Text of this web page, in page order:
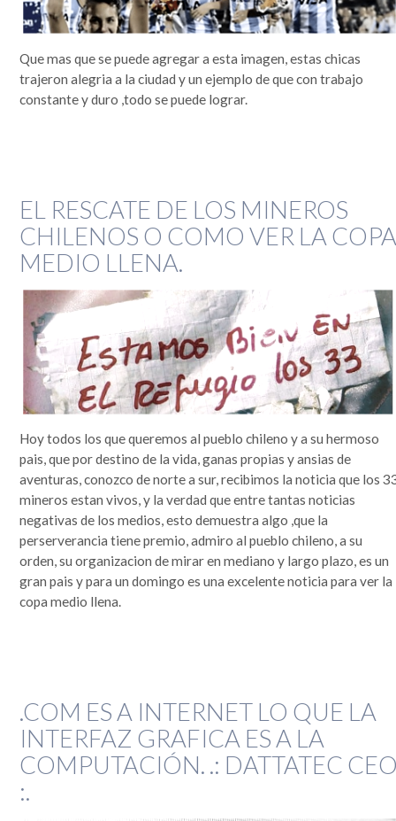
que se lo mire, era un mundo más sencillo y más redondo, donde todo quedaba lejos y la demora en
la llegada de la información era grande. Por si fuera poco, hasta mis...
SEGUIME
Que mas que se puede agregar a esta imagen, estas chicas
trajeron alegria a la ciudad y un ejemplo de que con trabajo
constante y duro ,todo se puede lograr.
EL RESCATE DE LOS MINEROS
CHILENOS O COMO VER LA
MEDIO LLENA.
Hoy todos los que queremos al pueblo chileno y a su hermoso
pais, que por destino de la vida, ganas propias y ansias de
aventuras, conozco de norte a sur, recibimos la noticia que los
mineros estan vivos, y la verdad que entre tantas noticias
negativas de los medios, esto demuestra algo ,que la
perserverancia tiene premio, admiro al pueblo chileno, a su
orden, su organizacion de mirar en mediano y largo plazo, es un
gran pais y para un domingo es una excelente noticia para ver la
copa medio llena.
.COM ES A INTERNET LO QUE LA
INTERFAZ GRAFICA ES A LA
COMPUTACIÓN. .: DATTATEC
:.